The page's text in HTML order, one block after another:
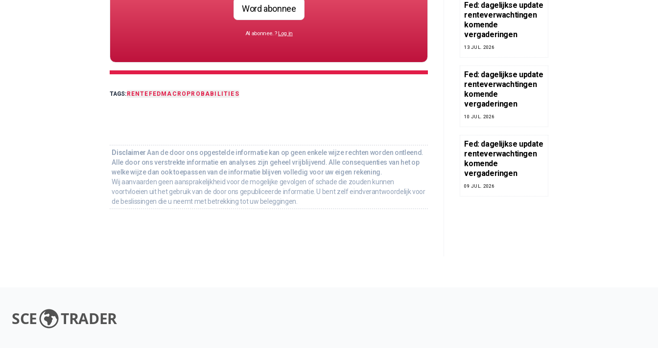
Word abonnee
Al abonnee..? Log in
TAGS: RENTE FED MACRO PROBABILITIES
Disclaimer Aan de door ons opgestelde informatie kan op geen enkele wijze rechten worden ontleend.
Alle door ons verstrekte informatie en analyses zijn geheel vrijblijvend. Alle consequenties van het op
welke wijze dan ook toepassen van de informatie blijven volledig voor uw eigen rekening.
Wij aanvaarden geen aansprakelijkheid voor de mogelijke gevolgen of schade die zouden kunnen
voortvloeien uit het gebruik van de door ons gepubliceerde informatie. U bent zelf eindverantwoordelijk voor
de beslissingen die u neemt met betrekking tot uw beleggingen.
Fed: dagelijkse update
renteverwachtingen
komende
vergaderingen
13 JUL. 2026
Fed: dagelijkse update
renteverwachtingen
komende
vergaderingen
10 JUL. 2026
Fed: dagelijkse update
renteverwachtingen
komende
vergaderingen
09 JUL. 2026
SCE TRADER